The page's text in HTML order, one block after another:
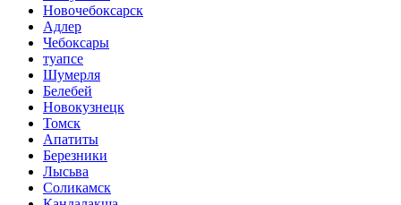
Новочебоксарск
Адлер
Чебоксары
туапсе
Шумерля
Белебей
Новокузнецк
Томск
Апатиты
Березники
Лысьва
Соликамск